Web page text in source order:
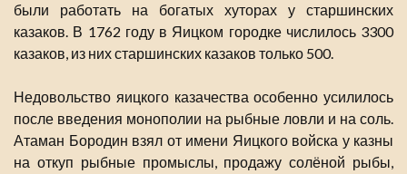
были работать на богатых хуторах у старшинских
казаков. В 1762 году в Яицком городке числилось 3300
казаков, из них старшинских казаков только 500.
Недовольство яицкого казачества особенно усилилось
после введения монополии на рыбные ловли и на соль.
Атаман Бородин взял от имени Яицкого войска у казны
на откуп рыбные промыслы, продажу солёной рыбы,